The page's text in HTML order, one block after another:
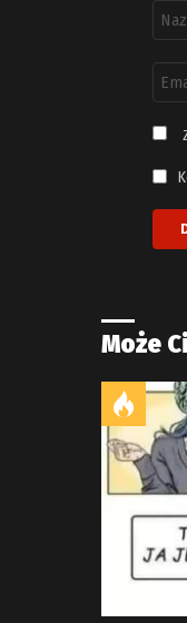
*
Może